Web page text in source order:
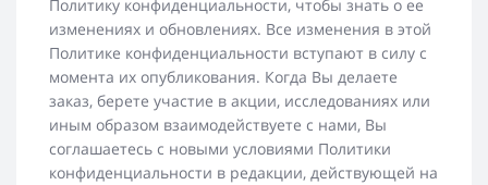
Политику конфиденциальности, чтобы знать о ее
изменениях и обновлениях. Все изменения в этой
Политике конфиденциальности вступают в силу с
момента их опубликования. Когда Вы делаете
заказ, берете участие в акции, исследованиях или
иным образом взаимодействуете с нами, Вы
соглашаетесь с новыми условиями Политики
конфиденциальности в редакции, действующей на